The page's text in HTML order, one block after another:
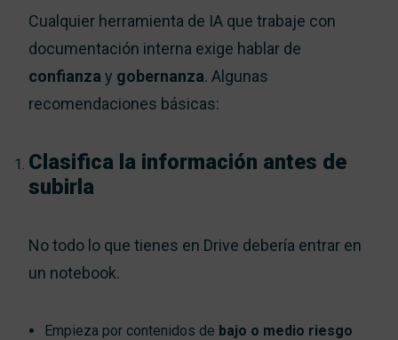
Cualquier herramienta de IA que trabaje con
documentación interna exige hablar de
confianza y gobernanza. Algunas
recomendaciones básicas:
Clasifica la información antes de
subirla
No todo lo que tienes en Drive debería entrar en
un notebook.
Empieza por contenidos de bajo o medio riesgo